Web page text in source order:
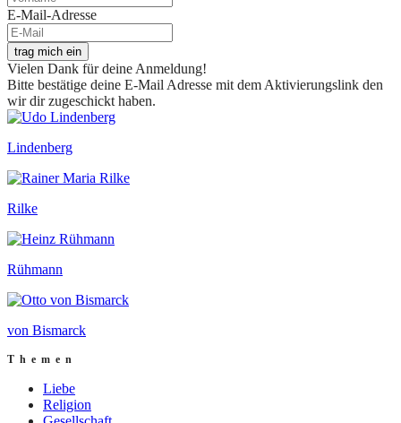
E-Mail-Adresse
trag mich ein
Vielen Dank für deine Anmeldung!
Bitte bestätige deine E-Mail Adresse mit dem Aktivierungslink den
wir dir zugeschickt haben.
Lindenberg
Rilke
Rühmann
von Bismarck
Themen
Liebe
Religion